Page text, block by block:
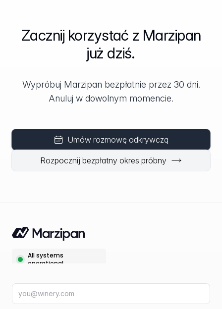
Zacznij korzystać z Marzipan
już dziś.
Wypróbuj Marzipan bezpłatnie przez 30 dni.
Anuluj w dowolnym momencie.
Umów rozmowę odkrywczą
Rozpocznij bezpłatny okres próbny
Adres e-mail